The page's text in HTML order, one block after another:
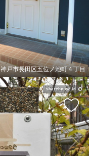
神戸市長田区五位ノ池町４丁目